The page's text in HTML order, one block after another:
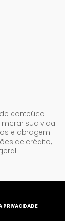
conteúdo
sua vida
e abragem
de crédito,
PRIVACIDADE